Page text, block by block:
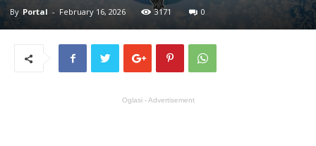
By Portal - February 16, 2026 3171 0
Oglasi - Advertisement